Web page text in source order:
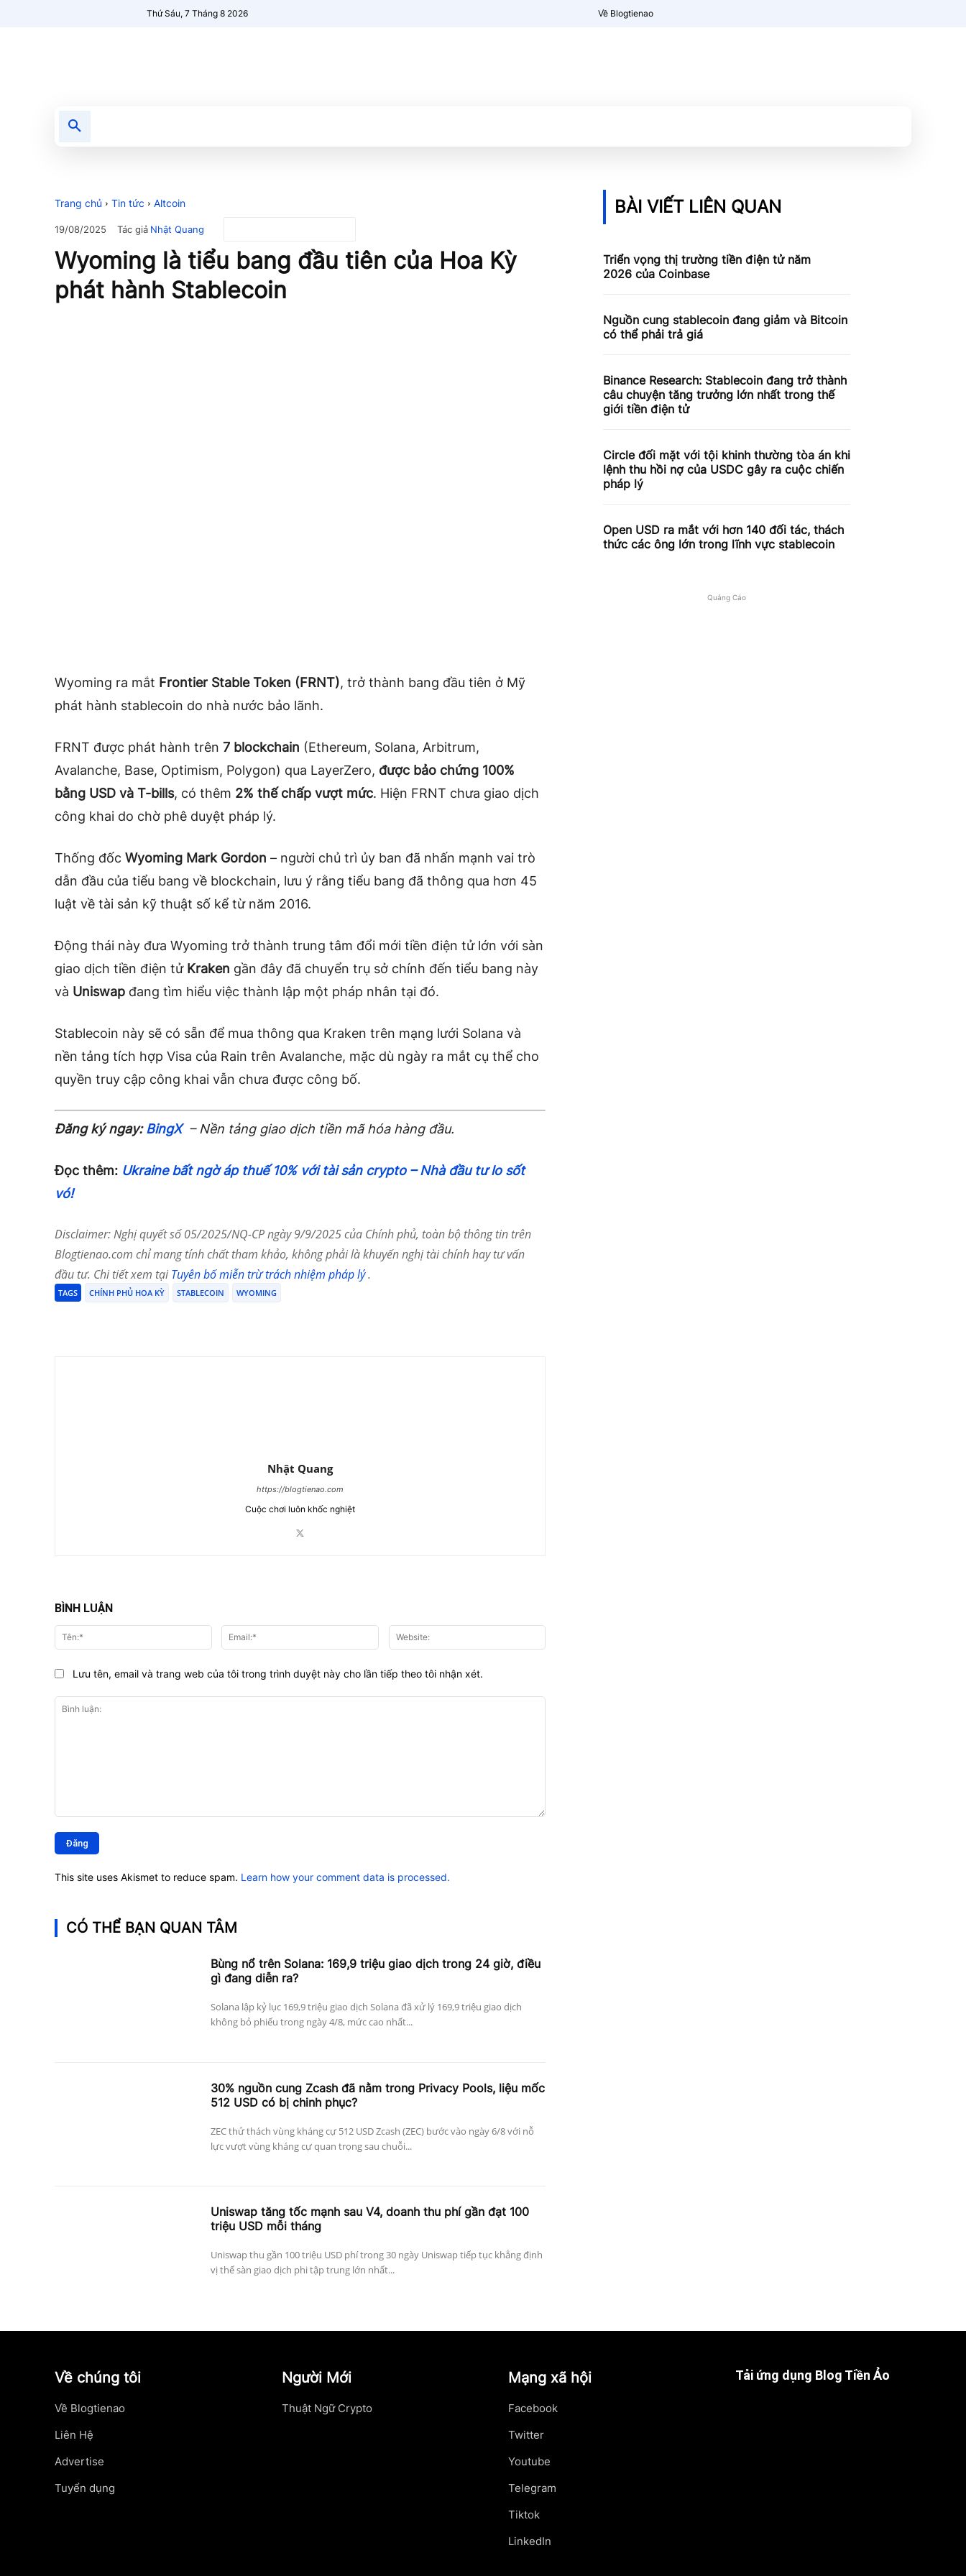
Thứ Sáu, 7 Tháng 8 2026 Về Blogtienao
Trang chủ Tin tức Altcoin
19/08/2025 Tác giả Nhật Quang
Wyoming là tiểu bang đầu tiên của Hoa Kỳ
phát hành Stablecoin
Wyoming ra mắt Frontier Stable Token (FRNT), trở thành bang đầu tiên ở Mỹ
phát hành stablecoin do nhà nước bảo lãnh.
FRNT được phát hành trên 7 blockchain (Ethereum, Solana, Arbitrum,
Avalanche, Base, Optimism, Polygon) qua LayerZero, được bảo chứng 100%
bằng USD và T-bills, có thêm 2% thế chấp vượt mức. Hiện FRNT chưa giao dịch
công khai do chờ phê duyệt pháp lý.
Thống đốc Wyoming Mark Gordon – người chủ trì ủy ban đã nhấn mạnh vai trò
dẫn đầu của tiểu bang về blockchain, lưu ý rằng tiểu bang đã thông qua hơn 45
luật về tài sản kỹ thuật số kể từ năm 2016.
Động thái này đưa Wyoming trở thành trung tâm đổi mới tiền điện tử lớn với sàn
giao dịch tiền điện tử Kraken gần đây đã chuyển trụ sở chính đến tiểu bang này
và Uniswap đang tìm hiểu việc thành lập một pháp nhân tại đó.
Stablecoin này sẽ có sẵn để mua thông qua Kraken trên mạng lưới Solana và
nền tảng tích hợp Visa của Rain trên Avalanche, mặc dù ngày ra mắt cụ thể cho
quyền truy cập công khai vẫn chưa được công bố.
Đăng ký ngay:BingX– Nền tảng giao dịch tiền mã hóa hàng đầu.
Đọc thêm: Ukraine bất ngờ áp thuế 10% với tài sản crypto – Nhà đầu tư lo sốt
vó!
Disclaimer: Nghị quyết số 05/2025/NQ-CP ngày 9/9/2025 của Chính phủ, toàn bộ thông tin trên
Blogtienao.com chỉ mang tính chất tham khảo, không phải là khuyến nghị tài chính hay tư vấn
đầu tư. Chi tiết xem tạiTuyên bố miễn trừ trách nhiệm pháp lý.
TAGS CHÍNH PHỦ HOA KỲ STABLECOIN WYOMING
Nhật Quang
https://blogtienao.com
Cuộc chơi luôn khốc nghiệt
BÌNH LUẬN
luận:
Tên:* Email:*
Lưu tên, email và trang web của tôi trong trình duyệt này cho lần tiếp theo tôi nhận xét.
This site uses Akismet to reduce spam. Learn how your comment data is processed.
CÓ THỂ BẠN QUAN TÂM
Bùng nổ trên Solana: 169,9 triệu giao dịch trong 24 giờ, điều
gì đang diễn ra?
Solana lập kỷ lục 169,9 triệu giao dịch Solana đã xử lý 169,9 triệu giao dịch
không bỏ phiếu trong ngày 4/8, mức cao nhất...
30% nguồn cung Zcash đã nằm trong Privacy Pools, liệu mốc
512 USD có bị chinh phục?
ZEC thử thách vùng kháng cự 512 USD Zcash (ZEC) bước vào ngày 6/8 với nỗ
lực vượt vùng kháng cự quan trọng sau chuỗi...
Uniswap tăng tốc mạnh sau V4, doanh thu phí gần đạt 100
triệu USD mỗi tháng
Uniswap thu gần 100 triệu USD phí trong 30 ngày Uniswap tiếp tục khẳng định
vị thế sàn giao dịch phi tập trung lớn nhất...
BÀI VIẾT LIÊN QUAN
Triển vọng thị trường tiền điện tử năm
2026 của Coinbase
Nguồn cung stablecoin đang giảm và Bitcoin
có thể phải trả giá
Binance Research: Stablecoin đang trở thành
câu chuyện tăng trưởng lớn nhất trong thế
giới tiền điện tử
Circle đối mặt với tội khinh thường tòa án khi
lệnh thu hồi nợ của USDC gây ra cuộc chiến
pháp lý
Open USD ra mắt với hơn 140 đối tác, thách
thức các ông lớn trong lĩnh vực stablecoin
Quảng Cáo
Về chúng tôi
Về Blogtienao
Liên Hệ
Advertise
Tuyển dụng
Người Mới
Thuật Ngữ Crypto
Mạng xã hội
Facebook
Twitter
Youtube
Telegram
Tiktok
LinkedIn
Tải ứng dụng Blog Tiền Ảo